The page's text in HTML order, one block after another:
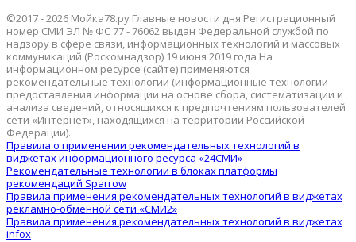
©2017 - 2026 Мойка78.ру Главные новости дня Регистрационный
номер СМИ ЭЛ № ФС 77 - 76062 выдан Федеральной службой по
надзору в сфере связи, информационных технологий и массовых
коммуникаций (Роскомнадзор) 19 июня 2019 года На
информационном ресурсе (сайте) применяются
рекомендательные технологии (информационные технологии
предоставления информации на основе сбора, систематизации и
анализа сведений, относящихся к предпочтениям пользователей
сети «Интернет», находящихся на территории Российской
Федерации).
Правила о применении рекомендательных технологий в
виджетах информационного ресурса «24СМИ»
Рекомендательные технологии в блоках платформы
рекомендаций Sparrow
Правила применения рекомендательных технологий в виджетах
рекламно-обменной сети «СМИ2»
Правила применения рекомендательных технологий в виджетах
infox